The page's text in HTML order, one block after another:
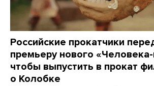
Российские прокатчики
премьеру нового «Человека-
чтобы выпустить в прокат
о Колобке